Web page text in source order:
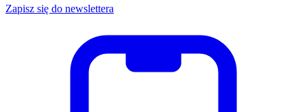
Zapisz się do newslettera